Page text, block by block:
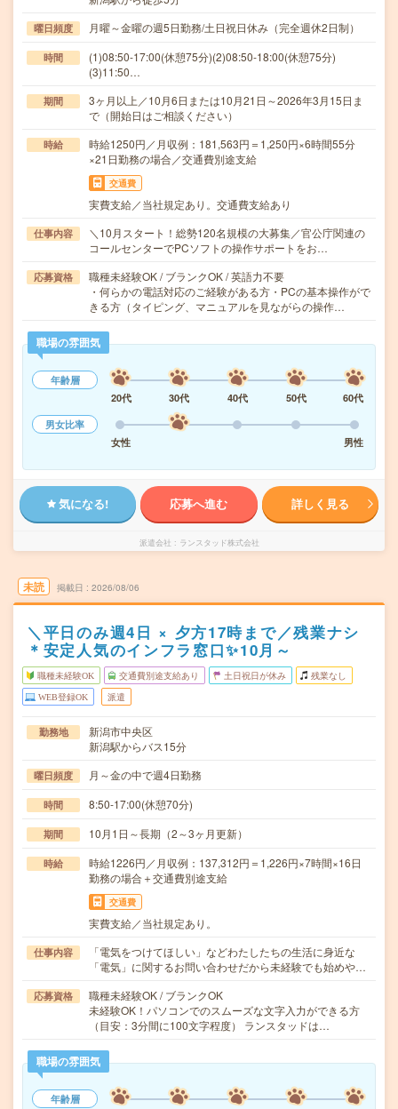
曜日頻度 月曜～金曜の週5日勤務/土日祝日休み（完全週休2日制）
時間
(1)08:50-17:00(休憩75分)(2)08:50-18:00(休憩75分)
(3)11:50…
期間
3ヶ月以上／10月6日または10月21日～2026年3月15日ま
で（開始日はご相談ください）
時給
時給1250円／月収例：181,563円＝1,250円×6時間55分
×21日勤務の場合／交通費別途支給
交通費
実費支給／当社規定あり。交通費支給あり
仕事内容
＼10月スタート！総勢120名規模の大募集／官公庁関連の
コールセンターでPCソフトの操作サポートをお…
応募資格
職種未経験OK / ブランクOK / 英語力不要
・何らかの電話対応のご経験がある方・PCの基本操作がで
きる方（タイピング、マニュアルを見ながらの操作…
職場の雰囲気
年齢層
20代
30代 40代 50代
60代
男女比率
女性
男性
気になる! 応募へ進む 詳しく見る
派遣会社 ランスタッド株式会社
未読 掲載日 2026/08/06
＼平日のみ週4日 × 夕方17時まで／残業ナシ
＊安定人気のインフラ窓口✨10月～
職種未経験OK 交通費別途支給あり 土日祝日が休み 残業なし
WEB登録OK 派遣
勤務地
新潟市中央区
新潟駅からバス15分
曜日頻度 月～金の中で週4日勤務
時間 8:50-17:00(休憩70分)
期間 10月1日～長期（2～3ヶ月更新）
時給
時給1226円／月収例：137,312円＝1,226円×7時間×16日
勤務の場合＋交通費別途支給
交通費
実費支給／当社規定あり。
仕事内容
「電気をつけてほしい」などわたしたちの生活に身近な
「電気」に関するお問い合わせだから未経験でも始めや…
応募資格
職種未経験OK / ブランクOK
未経験OK！パソコンでのスムーズな文字入力ができる方
（目安：3分間に100文字程度） ランスタッドは…
職場の雰囲気
年齢層